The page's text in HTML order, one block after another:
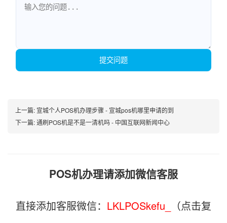
提交问题
上一篇: 宣城个人POS机办理步骤 - 宣城pos机哪里申请的到
下一篇:通刷POS机是不是一清机吗 - 中国互联网新闻中心
POS机办理请添加微信客服
直接添加客服微信： LKLPOSkefu_
（点击复